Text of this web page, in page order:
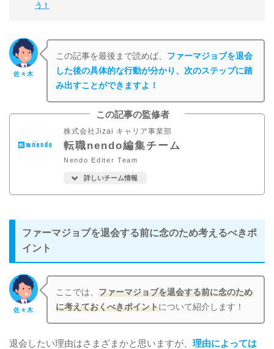
う！
佐々木
この記事を最後まで読めば、 ファーマジョブを退会
した後の具体的な行動が分かり、次のステップに踏
み出すことができますよ！
この記事の監修者
株式会社Jizai キャリア事業部
転職nendo編集チーム
Nendo Editer Team
詳しいチーム情報
ファーマジョブを退会する前に念のため考えるべきポ
イント
佐々木
ここでは、ファーマジョブを退会する前に念のため
に考えておくべきポイントについて紹介します！
退会したい理由はさまざまかと思いますが、 理由によっては